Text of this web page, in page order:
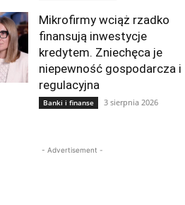
Mikrofirmy wciąż rzadko
finansują inwestycje
kredytem. Zniechęca je
niepewność gospodarcza i
regulacyjna
Banki i finanse 3 sierpnia 2026
- Advertisement -